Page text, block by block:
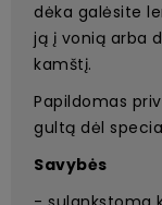
dėka galėsite
ją į vonią arba
kamštį.
Papildomas
gultą dėl
Savybės